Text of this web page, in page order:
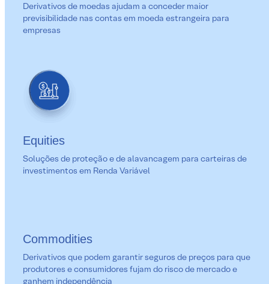
Derivativos de moedas ajudam a conceder maior
previsibilidade nas contas em moeda estrangeira para
empresas
Equities
Soluções de proteção e de alavancagem para carteiras de
investimentos em Renda Variável
Commodities
Derivativos que podem garantir seguros de preços para que
produtores e consumidores fujam do risco de mercado e
ganhem independência